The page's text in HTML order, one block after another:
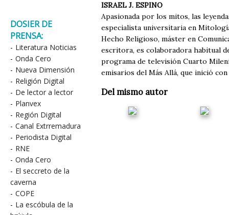
DOSIER DE
PRENSA:
- Literatura Noticias
- Onda Cero
- Nueva Dimensión
- Religión Digital
- De lector a lector
- Planvex
- Región Digital
- Canal Extrremadura
- Periodista Digital
- RNE
- Onda Cero
- El seccreto de la
caverna
- COPE
- La escóbula de la
ISRAEL J. ESPINO
Apasionada por los mitos, las
especialista universitaria en
Hecho Religioso, máster en
escritora, es colaboradora habitual
programa de televisión Cuarto
emisarios del Más Allá, que inició
Del mismo autor